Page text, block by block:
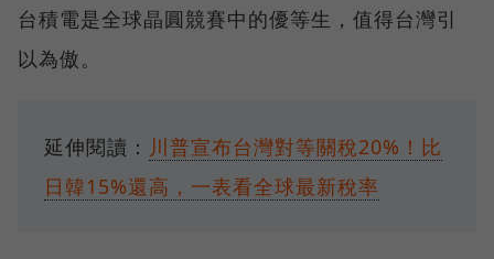
台積電是全球晶圓競賽中的優等生，值得台灣引
以為傲。
延伸閱讀： 川普宣布台灣對等關稅20%！比
日韓15%還高，一表看全球最新稅率